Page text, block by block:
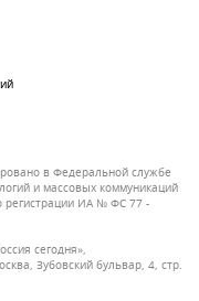
в Федеральной службе
и массовых коммуникаций
регистрации ИА № ФС 77 -
сегодня»,
Зубовский бульвар, 4, стр.